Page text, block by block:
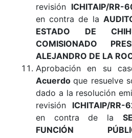
revisión ICHITAIP/RR-
en contra de la
ESTADO DE
COMISIONADO
ALEJANDRO DE LA
Aprobación en su
Acuerdoque resuelve
dado a la resolución
revisión ICHITAIP/RR-
en contra de la
FUNCIÓN